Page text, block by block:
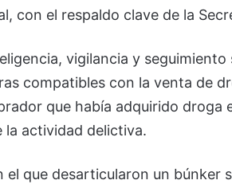
con el respaldo clave de la
vigilancia y
compatibles con la venta de
que había adquirido droga
la actividad delictiva.
el que desarticularon un búnker